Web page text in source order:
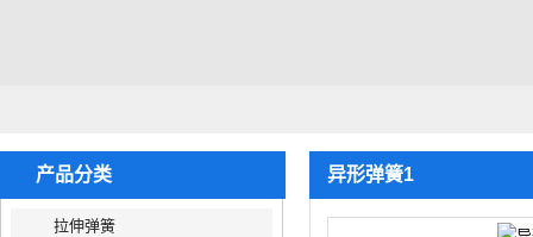
产品分类
拉伸弹簧
异形弹簧1